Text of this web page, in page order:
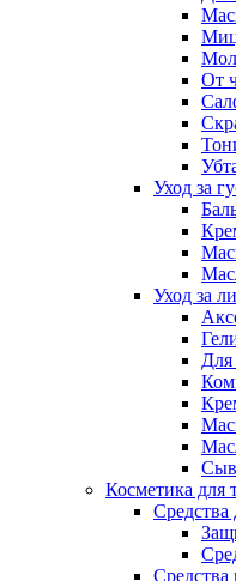
От
Уход за
Уход за
Для
Косметика для
Средства
Средства